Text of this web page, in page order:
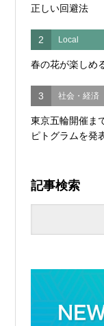
正しい回避法
2 Local
春の花が楽しめ
3 社会・経済
東京五輪開催ま
ピトグラムを発
記事検索